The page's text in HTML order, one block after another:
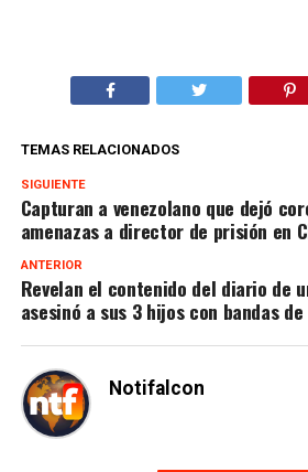
TEMAS RELACIONADOS
SIGUIENTE
Capturan a venezolano que dejó
amenazas a director de prisión en
ANTERIOR
Revelan el contenido del diario de
asesinó a sus 3 hijos con bandas
Notifalcon